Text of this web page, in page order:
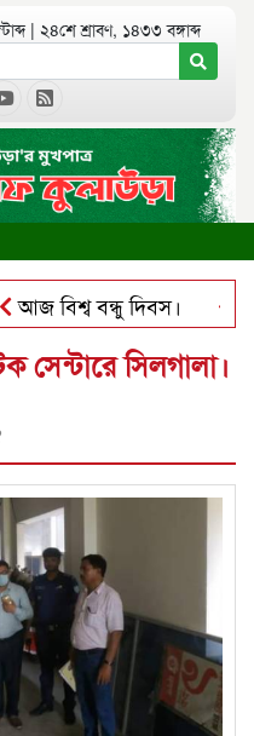
| ২৪শে শ্রাবণ, ১৪৩৩ বঙ্গাব্দ
আজ বিশ্ব বন্ধু দিবস।
পৃথিমপাশায় ঋণের
সেন্টারে সিলগালা।